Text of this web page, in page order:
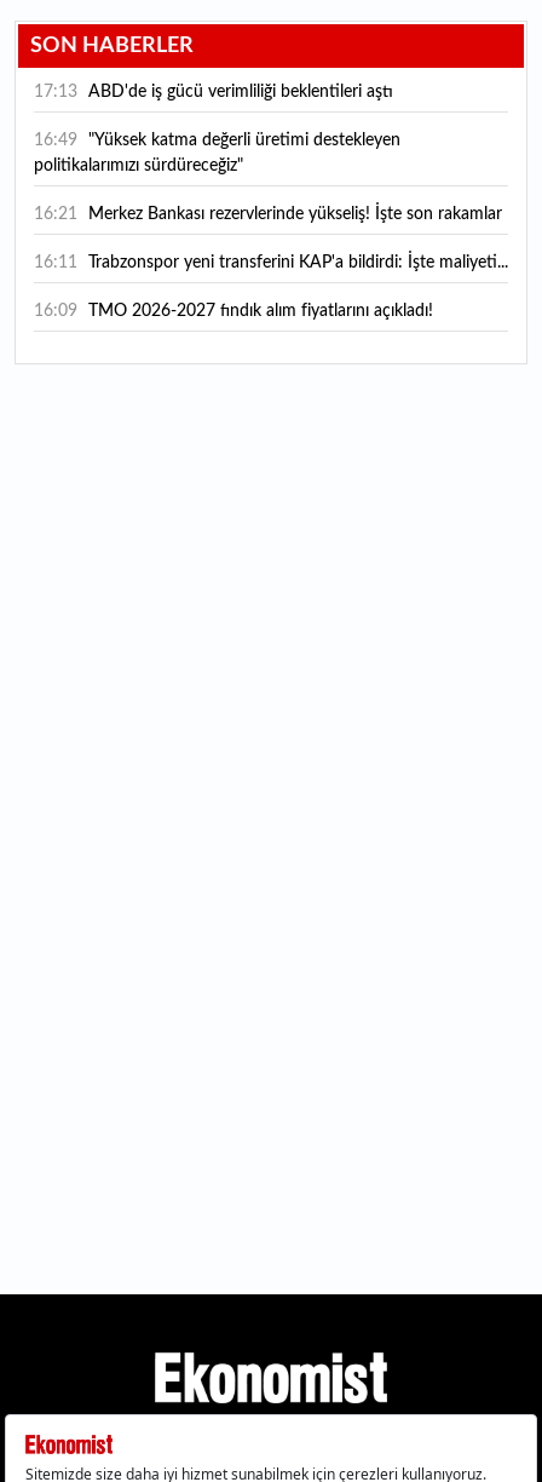
SON HABERLER
17:13 ABD'de iş gücü verimliliği beklentileri aştı
16:49
politikalarımızı sürdüreceğiz"
16:21 Merkez Bankası rezervlerinde yükseliş! İşte son rakamlar
16:11 Trabzonspor yeni transferini KAP'a bildirdi: İşte maliyeti...
16:09 TMO 2026-2027 fındık alım fiyatlarını açıkladı!
15:59 Bankacılık sektörünün toplam mevduatı geriledi
Gizlilik Politikası Çerez Politikası Çerezleri Sıfırla